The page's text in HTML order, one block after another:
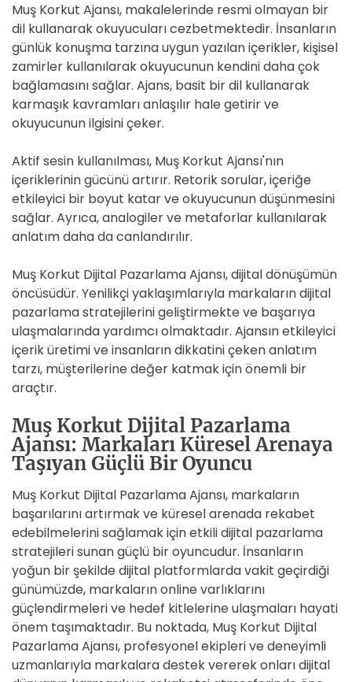
Muş Korkut Ajansı, makalelerinde resmi olmayan bir
dil kullanarak okuyucuları cezbetmektedir. İnsanların
günlük konuşma tarzına uygun yazılan içerikler, kişisel
zamirler kullanılarak okuyucunun kendini daha çok
bağlamasını sağlar. Ajans, basit bir dil kullanarak
karmaşık kavramları anlaşılır hale getirir ve
okuyucunun ilgisini çeker.
Aktif sesin kullanılması, Muş Korkut Ajansı'nın
içeriklerinin gücünü artırır. Retorik sorular, içeriğe
etkileyici bir boyut katar ve okuyucunun düşünmesini
sağlar. Ayrıca, analogiler ve metaforlar kullanılarak
anlatım daha da canlandırılır.
Muş Korkut Dijital Pazarlama Ajansı, dijital dönüşümün
öncüsüdür. Yenilikçi yaklaşımlarıyla markaların dijital
pazarlama stratejilerini geliştirmekte ve başarıya
ulaşmalarında yardımcı olmaktadır. Ajansın etkileyici
içerik üretimi ve insanların dikkatini çeken anlatım
tarzı, müşterilerine değer katmak için önemli bir
araçtır.
Muş Korkut Dijital Pazarlama
Ajansı: Markaları Küresel Arenaya
Taşıyan Güçlü Bir Oyuncu
Muş Korkut Dijital Pazarlama Ajansı, markaların
başarılarını artırmak ve küresel arenada rekabet
edebilmelerini sağlamak için etkili dijital pazarlama
stratejileri sunan güçlü bir oyuncudur. İnsanların
yoğun bir şekilde dijital platformlarda vakit geçirdiği
günümüzde, markaların online varlıklarını
güçlendirmeleri ve hedef kitlelerine ulaşmaları hayati
önem taşımaktadır. Bu noktada, Muş Korkut Dijital
Pazarlama Ajansı, profesyonel ekipleri ve deneyimli
uzmanlarıyla markalara destek vererek onları dijital